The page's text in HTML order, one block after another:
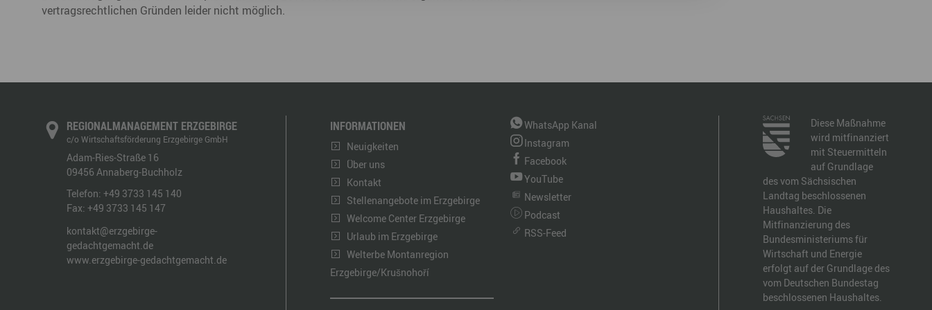
vertragsrechtlichen Gründen leider nicht möglich.
REGIONALMANAGEMENT ERZGEBIRGE
c/o Wirtschaftsförderung Erzgebirge GmbH
Adam-Ries-Straße 16
09456 Annaberg-Buchholz
Telefon: +49 3733 145 140
Fax: +49 3733 145 147
kontakt@erzgebirge-
gedachtgemacht.de
www.erzgebirge-gedachtgemacht.de
INFORMATIONEN
Neuigkeiten
Über uns
Kontakt
Stellenangebote im Erzgebirge
Welcome Center Erzgebirge
Urlaub im Erzgebirge
Welterbe Montanregion
Erzgebirge/Krušnohoří
WhatsApp Kanal
Instagram
Facebook
YouTube
Newsletter
Podcast
RSS-Feed
Diese Maßnahme
wird mitfinanziert
mit Steuermitteln
auf Grundlage
des vom Sächsischen
Landtag beschlossenen
Haushaltes. Die
Mitfinanzierung des
Bundesministeriums für
Wirtschaft und Energie
erfolgt auf der Grundlage des
vom Deutschen Bundestag
beschlossenen Haushaltes.